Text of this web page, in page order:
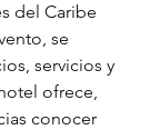
del Caribe
se
servicios y
ofrece,
conocer